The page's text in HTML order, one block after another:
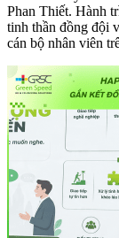
Phan Thiết. Hành
tinh thần đồng đội
cán bộ nhân viên